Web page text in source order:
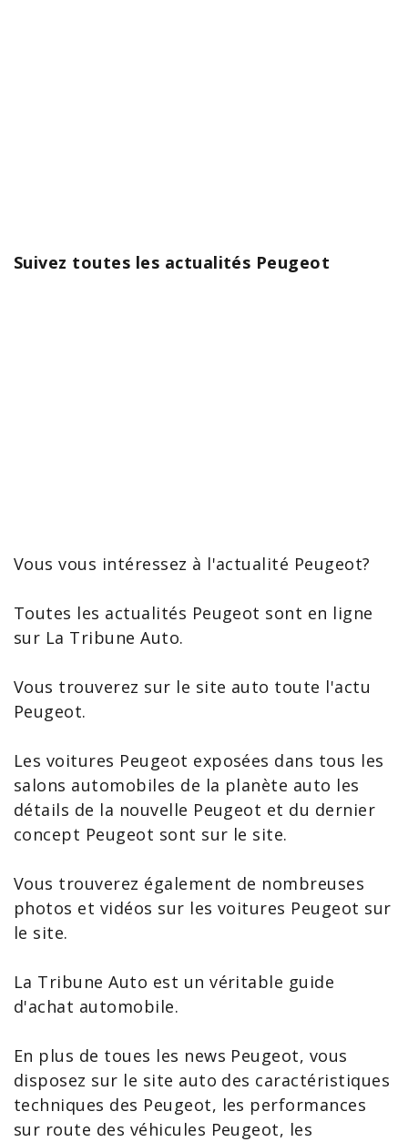
Suivez toutes les actualités Peugeot
Vous vous intéressez à l'actualité Peugeot?
Toutes les actualités Peugeot sont en ligne
sur La Tribune Auto.
Vous trouverez sur le site auto toute l'actu
Peugeot.
Les voitures Peugeot exposées dans tous les
salons automobiles de la planète auto les
détails de la nouvelle Peugeot et du dernier
concept Peugeot sont sur le site.
Vous trouverez également de nombreuses
photos et vidéos sur les voitures Peugeot sur
le site.
La Tribune Auto est un véritable guide
d'achat automobile.
En plus de toues les news Peugeot, vous
disposez sur le site auto des caractéristiques
techniques des Peugeot, les performances
sur route des véhicules Peugeot, les